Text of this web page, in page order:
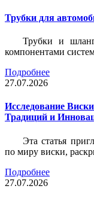
Трубки для
Трубки и
компонентами
Подробнее
27.07.2026
Исследование
Традиций и
Эта статья
по миру виски,
Подробнее
27.07.2026